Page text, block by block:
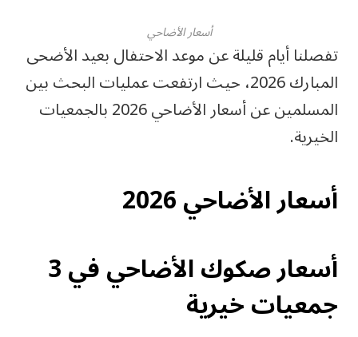
أسعار الأضاحي
تفصلنا أيام قليلة عن موعد الاحتفال بعيد الأضحى
المبارك 2026، حيث ارتفعت عمليات البحث بين
المسلمين عن أسعار الأضاحي 2026 بالجمعيات
الخيرية.
أسعار الأضاحي 2026
أسعار صكوك الأضاحي في 3
جمعيات خيرية